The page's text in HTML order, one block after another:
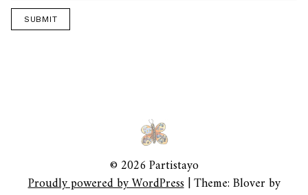
© 2026 Partistayo
Proudly powered by WordPress|Theme: Blover by